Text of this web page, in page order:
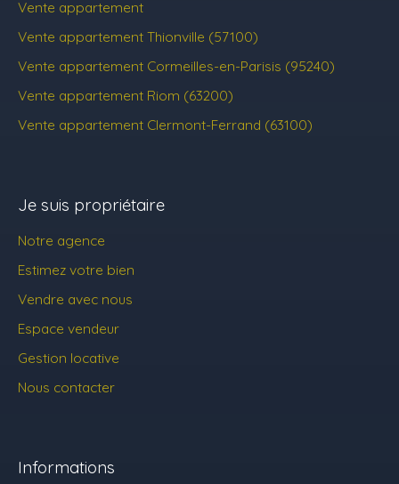
Vente appartement
Vente appartement Thionville (57100)
Vente appartement Cormeilles-en-Parisis (95240)
Vente appartement Riom (63200)
Vente appartement Clermont-Ferrand (63100)
Je suis propriétaire
Notre agence
Estimez votre bien
Vendre avec nous
Espace vendeur
Gestion locative
Nous contacter
Informations